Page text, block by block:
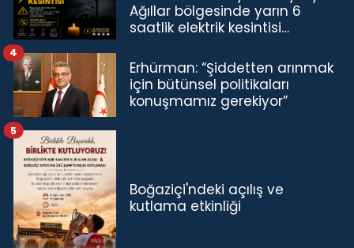
Ağıllar bölgesinde yarın 6
saatlik elektrik kesintisi…
Erhürman: “Şiddetten arınmak
için bütünsel politikaları
konuşmamız gerekiyor”
4
Boğaziçi'ndeki açılış ve
kutlama etkinliği
5